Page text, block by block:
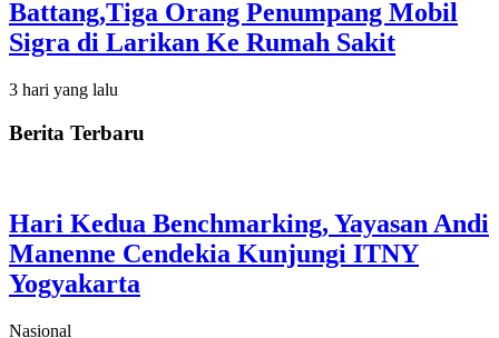
Battang,Tiga Orang Penumpang Mobil
Sigra di Larikan Ke Rumah Sakit
3 hari yang lalu
Berita Terbaru
Hari Kedua Benchmarking, Yayasan Andi
Manenne Cendekia Kunjungi ITNY
Yogyakarta
Nasional